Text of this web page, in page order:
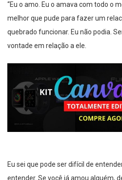
“Eu o amo. Eu o amava com todo o
melhor que pude para fazer um
quebrado funcionar. Eu não podia.
vontade em relação a ele.
Eu sei que pode ser difícil de
entender. Se você já amou alguém,